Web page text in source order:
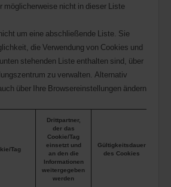
möglicherweise nicht in dieser Liste
um eine abschließende Liste. Sie
die Verwendung von Cookies und
stehenden Liste enthalten sind, über
zu verwalten. Alternativ
über Ihre Browsereinstellungen ändern
Tag
Drittpartner,
der das
Cookie/Tag
einsetzt und
an den die
Informationen
weitergegeben
werden
Gültigkeitsdauer
des Cookies